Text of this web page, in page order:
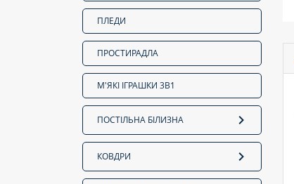
ПЛЕДИ
ПРОСТИРАДЛА
М'ЯКІ ІГРАШКИ 3В1
ПОСТІЛЬНА БІЛИЗНА
КОВДРИ